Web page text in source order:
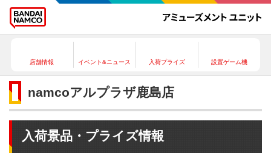
店舗情報 イベント&ニュース 入荷プライズ 設置ゲーム機
namcoアルプラザ鹿島店
入荷景品・プライズ情報